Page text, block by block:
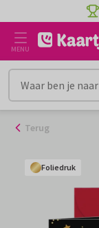
naar
inhoud
MENU
Terug
Foliedruk
Foliedruk
Foliedruk
Foliedruk
Foliedruk